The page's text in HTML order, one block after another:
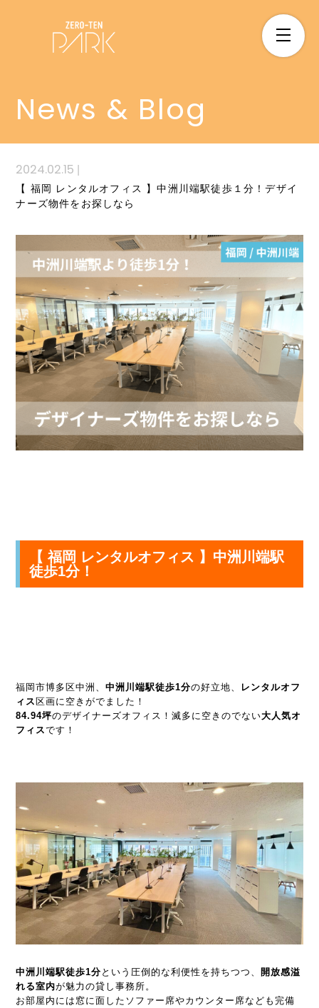
News & Blog
2024.02.15 |
【 福岡 レンタルオフィス 】中洲川端駅徒歩１分！デザイ
ナーズ物件をお探しなら
【 福岡 レンタルオフィス 】中洲川端駅
徒歩1分！
福岡市博多区中洲、中洲川端駅徒歩1分の好立地、
レンタルオフ
ィス 区画に空きがでました！
84.94坪のデザイナーズオフィス！滅多に空きのでない大人気オ
フィスです！
中洲川端駅徒歩1分という圧倒的な利便性を持ちつつ、
開放感溢
れる室内が魅力の貸し事務所。
お部屋内には窓に面したソファー席やカウンター席なども完備